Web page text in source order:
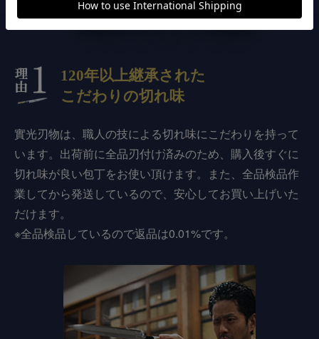
選ばれる3つの理由
120年以上継承された
こだわりの切れ味
實光刃物は、職人の技による切れ味にこだわりを持って
います。出荷前に全品刃付け済みのため、購入後すぐに
切れ味が良い包丁をお使い頂けます。また、全品検品作
業してから発送しているので、安心してお買い上げいた
だけます。
※全品検品しているので返品は0.01%です。